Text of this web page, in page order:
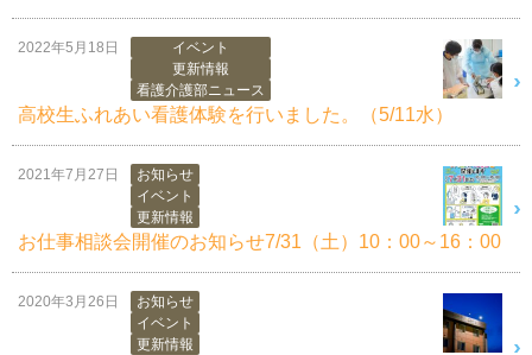
2022年5月18日
イベント
更新情報
看護介護部ニュース
高校生ふれあい看護体験を行いました。（5/11水）
2021年7月27日
お知らせ
イベント
更新情報
お仕事相談会開催のお知らせ7/31（土）10：00～16：00
2020年3月26日
お知らせ
イベント
更新情報